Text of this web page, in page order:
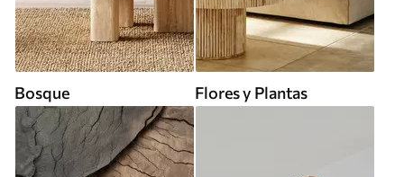
Bosque Flores y Plantas